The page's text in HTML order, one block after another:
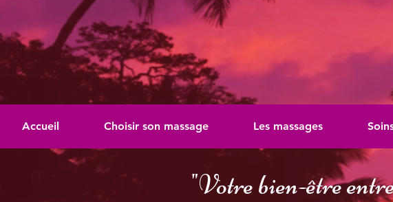
Accueil Choisir son massage Les massages
"Votre bien-être